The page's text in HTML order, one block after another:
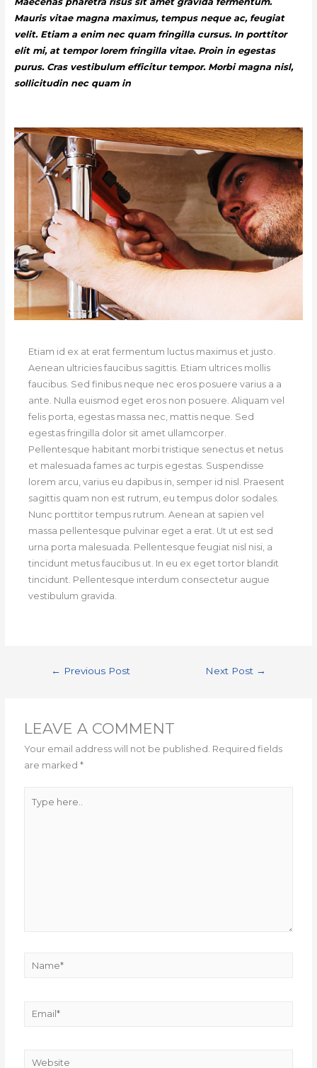
Mauris vitae magna maximus, tempus neque ac, feugiat
velit. Etiam a enim nec quam fringilla cursus. In porttitor
elit mi, at tempor lorem fringilla vitae. Proin in egestas
purus. Cras vestibulum efficitur tempor. Morbi magna nisl,
sollicitudin nec quam in
Etiam id ex at erat fermentum luctus maximus et justo.
Aenean ultricies faucibus sagittis. Etiam ultrices mollis
faucibus. Sed finibus neque nec eros posuere varius a a
ante. Nulla euismod eget eros non posuere. Aliquam vel
felis porta, egestas massa nec, mattis neque. Sed
egestas fringilla dolor sit amet ullamcorper.
Pellentesque habitant morbi tristique senectus et netus
et malesuada fames ac turpis egestas. Suspendisse
lorem arcu, varius eu dapibus in, semper id nisl. Praesent
sagittis quam non est rutrum, eu tempus dolor sodales.
Nunc porttitor tempus rutrum. Aenean at sapien vel
massa pellentesque pulvinar eget a erat. Ut ut est sed
urna porta malesuada. Pellentesque feugiat nisl nisi, a
tincidunt metus faucibus ut. In eu ex eget tortor blandit
tincidunt. Pellentesque interdum consectetur augue
vestibulum gravida.
POST
← Previous Post Next Post →
LEAVE A COMMENT
Your email address will not be published. Required fields
are marked*
here..
Name*
Email*
Website